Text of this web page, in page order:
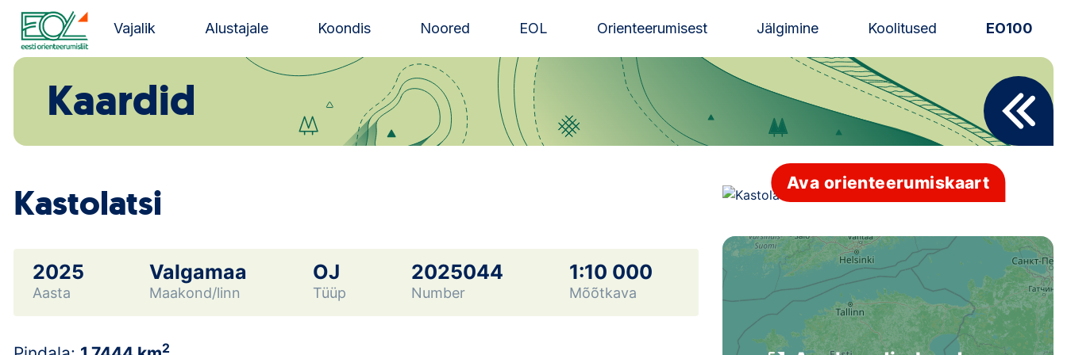
Liigu
juurde
Estonian Orienteering Federation
Vajalik Alustajale Koondis Noored EOL Orienteerumisest Jälgimine Koolitused EO100
Uudised
Alustajale
Eesti Orienteerumine 100!
Toetamine
Telli litsents!
Noored
Kaardid
Kastolatsi
2025
Aasta
Valgamaa
Maakond/linn
OJ
Tüüp
2025044
Number
1:10 000
Mõõtkava
2
Ava orienteerumiskaart